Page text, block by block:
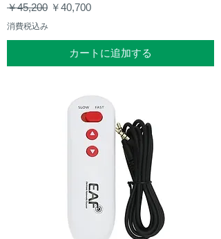
通常価格
￥45,200 セール価格
￥40,700
消費税込み
カートに追加する